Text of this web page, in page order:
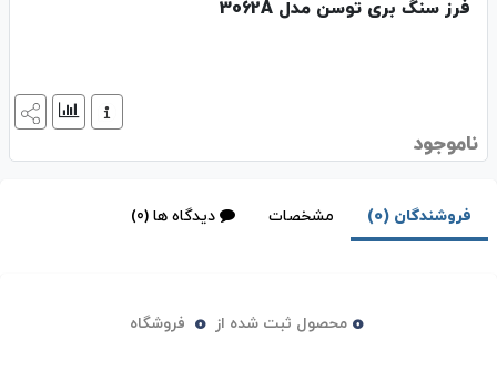
فرز سنگ بری توسن مدل 3062A
ناموجود
فروشندگان (0) مشخصات دیدگاه ها (0)
0 محصول ثبت شده از 0 فروشگاه